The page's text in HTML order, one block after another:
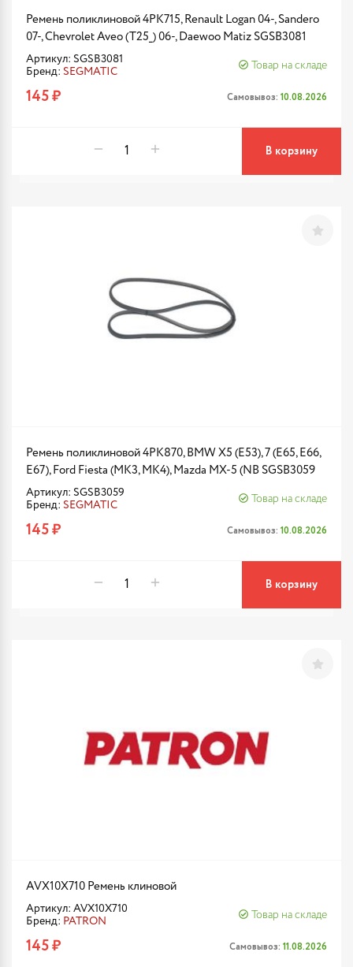
Ремень поликлиновой 4PK715, Renault Logan 04-, Sandero
07-, Chevrolet Aveo (T25_) 06-, Daewoo Matiz SGSB3081
Артикул: SGSB3081
Бренд: SEGMATIC
Товар на складе
145 ₽ Самовывоз: 10.08.2026
В корзину
Ремень поликлиновой 4PK870, BMW X5 (E53), 7 (E65, E66,
E67), Ford Fiesta (MK3, MK4), Mazda MX-5 (NB SGSB3059
Артикул: SGSB3059
Бренд: SEGMATIC
Товар на складе
145 ₽ Самовывоз: 10.08.2026
В корзину
AVX10X710 Ремень клиновой
Артикул: AVX10X710
Бренд: PATRON
Товар на складе
145 ₽ Самовывоз: 11.08.2026